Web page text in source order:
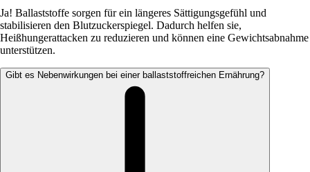
Ja! Ballaststoffe sorgen für ein längeres Sättigungsgefühl und
stabilisieren den Blutzuckerspiegel. Dadurch helfen sie,
Heißhungerattacken zu reduzieren und können eine Gewichtsabnahme
unterstützen.
Gibt es Nebenwirkungen bei einer ballaststoffreichen Ernährung?